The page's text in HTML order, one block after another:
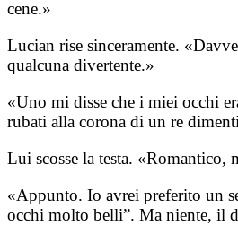
cene.»
Lucian rise sinceramente.
qualcuna divertente.»
«Uno mi disse che i miei occhi
rubati alla corona di un re
Lui scosse la testa. «Romantico,
«Appunto. Io avrei preferito un
occhi molto belli”. Ma niente, il